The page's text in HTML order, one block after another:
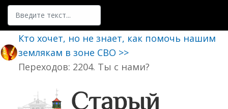
Поиск
Кто хочет, но не знает, как помочь нашим
землякам в зоне СВО >>
Переходов: 2204. Ты с нами?